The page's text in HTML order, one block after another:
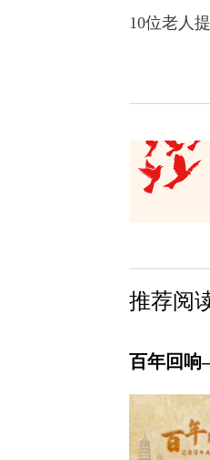
10位老人
推荐阅
百年回